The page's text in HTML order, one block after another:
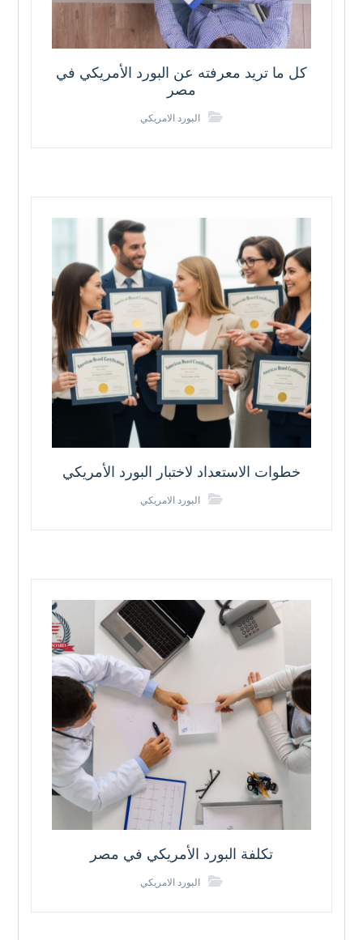
كل ما تريد معرفته عن البورد الأمريكي في
مصر
البورد الامريكي
خطوات الاستعداد لاختبار البورد الأمريكي
البورد الامريكي
تكلفة البورد الأمريكي في مصر
البورد الامريكي